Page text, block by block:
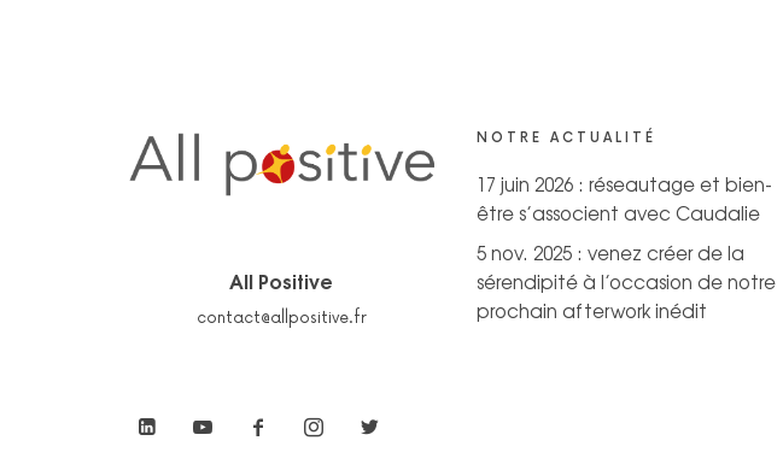
All Positive
contact@allpositive.fr
NOTRE ACTUALITÉ
17 juin 2026 : réseautage et bien-
être s’associent avec Caudalie
5 nov. 2025 : venez créer de la
sérendipité à l’occasion de notre
prochain afterwork inédit